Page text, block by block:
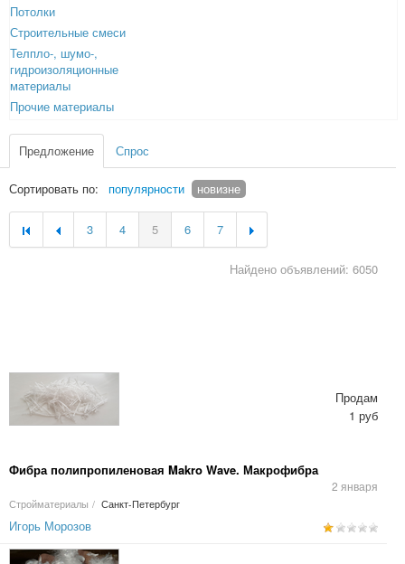
Потолки
Строительные смеси
Телпло-, шумо-,
гидроизоляционные
материалы
Прочие материалы
Предложение Спрос
Сортировать по: популярности новизне
3 4 5 6 7
Найдено объявлений: 6050
Фибра полипропиленовая Makro Wave. Макрофибра
2 января
Стройматериалы / Санкт-Петербург
Продам
1 руб
Игорь Морозов